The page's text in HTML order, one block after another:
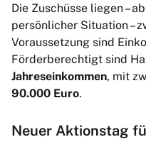
Die Zuschüsse liegen –
persönlicher Situation –
Voraussetzung sind
Förderberechtigt sind
Jahreseinkommen, mit
90.000 Euro.
Neuer Aktionstag